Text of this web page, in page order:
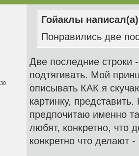
Гойаклы
Понравились две
Две последние строки
подтягивать. Мой
описывать КАК я
картинку,
предпочитаю именно
любят, конкретно, что
конкретно что делают